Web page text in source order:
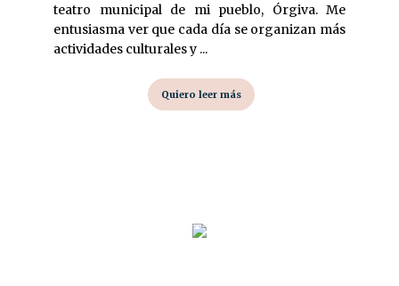
teatro municipal de mi pueblo, Órgiva. Me
entusiasma ver que cada día se organizan más
actividades culturales y ...
Quiero leer más